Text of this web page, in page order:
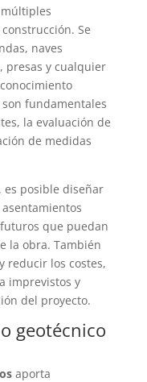
Se
naves
presas y cualquier
fundamentales
la evaluación de
de medidas
es posible diseñar
que puedan
la obra. También
reducir los costes,
imprevistos y
del proyecto.
geotécnico
aporta